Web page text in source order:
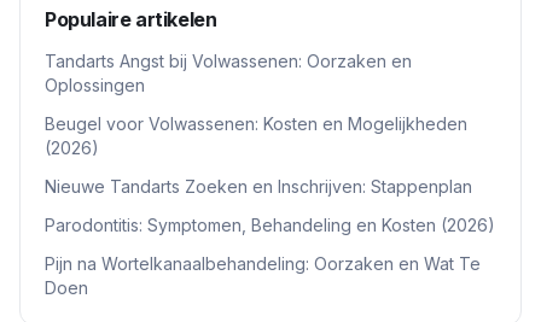
Populaire artikelen
Tandarts Angst bij Volwassenen: Oorzaken en
Oplossingen
Beugel voor Volwassenen: Kosten en Mogelijkheden
(2026)
Nieuwe Tandarts Zoeken en Inschrijven: Stappenplan
Parodontitis: Symptomen, Behandeling en Kosten (2026)
Pijn na Wortelkanaalbehandeling: Oorzaken en Wat Te
Doen